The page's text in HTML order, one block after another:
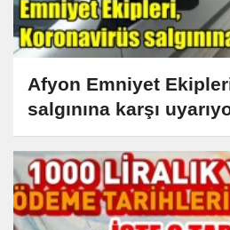
Afyon Emniyet
salgınına karşı